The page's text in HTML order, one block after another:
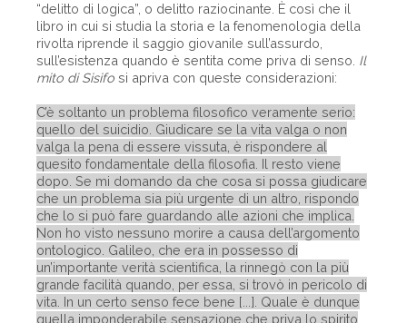
“delitto di logica”, o delitto raziocinante. È così che il
libro in cui si studia la storia e la fenomenologia della
rivolta riprende il saggio giovanile sull’assurdo,
sull’esistenza quando è sentita come priva di senso. Il
mito di Sisifo si apriva con queste considerazioni:
C’è soltanto un problema filosofico veramente serio:
quello del suicidio. Giudicare se la vita valga o non
valga la pena di essere vissuta, è rispondere al
quesito fondamentale della filosofia. Il resto viene
dopo. Se mi domando da che cosa si possa giudicare
che un problema sia più urgente di un altro, rispondo
che lo si può fare guardando alle azioni che implica.
Non ho visto nessuno morire a causa dell’argomento
ontologico. Galileo, che era in possesso di
un’importante verità scientifica, la rinnegò con la più
grande facilità quando, per essa, si trovò in pericolo di
vita. In un certo senso fece bene [...]. Quale è dunque
quella imponderabile sensazione che priva lo spirito